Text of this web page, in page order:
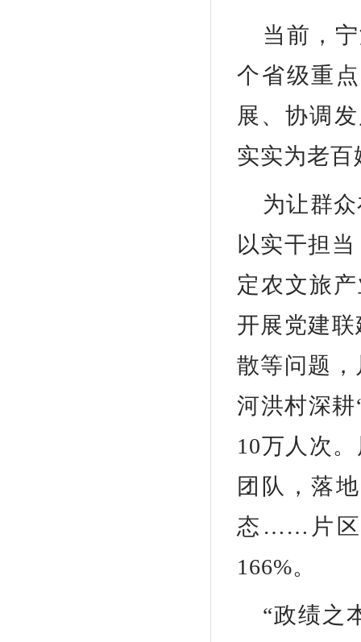
当前，
个省级重
展、协调
实实为老百
为让群
以实干担
定农文旅
开展党建
散等问题
河洪村深
10万人次
团队，落
态……片区
166%。
“政绩之